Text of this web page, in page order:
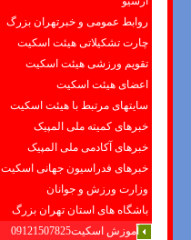
روابط عمومی و خبرتهران بزرگ
چارت تشکیلاتی هیئت اسکیت
تقویم ورزشی هیئت اسکیت
اعضای هیئت اسکیت
سایتهای مرتبط با هیئت اسکیت
خبرهای کمیته ملی المپیک
خبرهای آکادمی ملی المپیک
خبرهای فدراسیون جهانی اسکیت
وزارت ورزش و جوانان
باشگاه های استان تهران بزرگ
آموزش اسکیت09121507825